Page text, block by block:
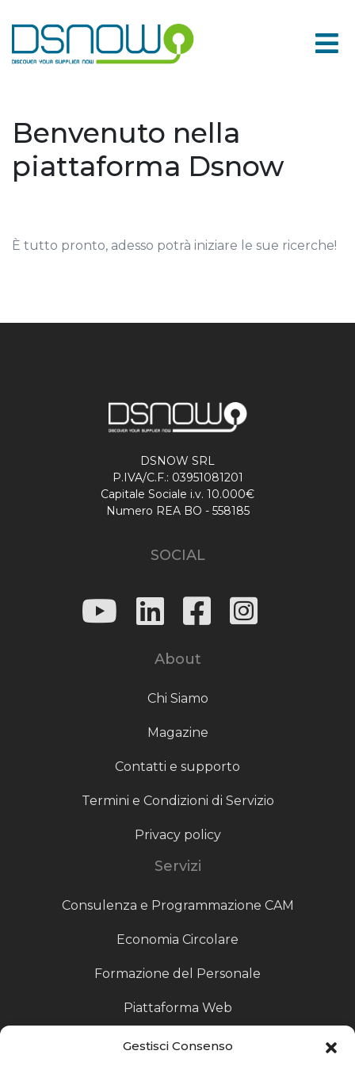
Gestisci Consenso
to
content
Benvenuto nella
piattaforma Dsnow
È tutto pronto, adesso potrà iniziare le sue ricerche!
DSNOW SRL
P.IVA/C.F.: 03951081201
Capitale Sociale i.v. 10.000€
Numero REA BO - 558185
SOCIAL
About
Chi Siamo
Magazine
Contatti e supporto
Termini e Condizioni di Servizio
Privacy policy
Servizi
Consulenza e Programmazione CAM
Economia Circolare
Formazione del Personale
Piattaforma Web
Scouting fornitori